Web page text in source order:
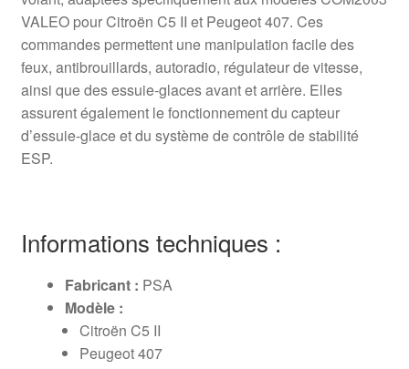
VALEO pour Citroën C5 II et Peugeot 407. Ces
commandes permettent une manipulation facile des
feux, antibrouillards, autoradio, régulateur de vitesse,
ainsi que des essuie-glaces avant et arrière. Elles
assurent également le fonctionnement du capteur
d’essuie-glace et du système de contrôle de stabilité
ESP.
Informations techniques :
Fabricant : PSA
Modèle :
Citroën C5 II
Peugeot 407